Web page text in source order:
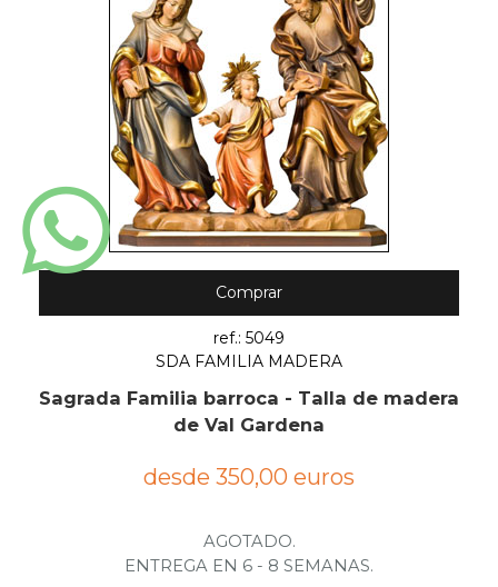
Comprar
ref.: 5049
SDA FAMILIA MADERA
Sagrada Familia barroca - Talla de madera
de Val Gardena
desde 350,00 euros
AGOTADO.
ENTREGA EN 6 - 8 SEMANAS.